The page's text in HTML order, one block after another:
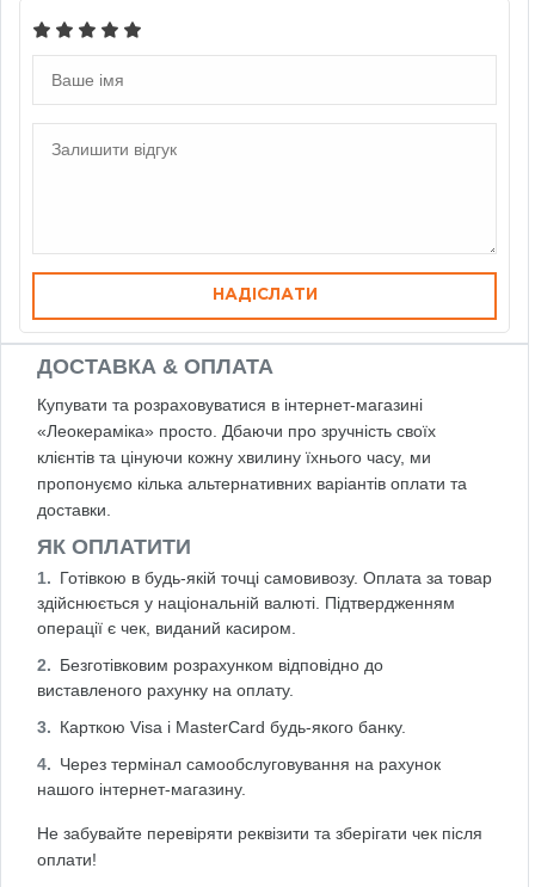
НАДІСЛАТИ
ДОСТАВКА & ОПЛАТА
Купувати та розраховуватися в інтернет-магазині
«Леокераміка» просто. Дбаючи про зручність своїх
клієнтів та цінуючи кожну хвилину їхнього часу, ми
пропонуємо кілька альтернативних варіантів оплати та
доставки.
ЯК ОПЛАТИТИ
Готівкою в будь-якій точці самовивозу. Оплата за товар
здійснюється у національній валюті. Підтвердженням
операції є чек, виданий касиром.
Безготівковим розрахунком відповідно до
виставленого рахунку на оплату.
Карткою Visa і MasterCard будь-якого банку.
Через термінал самообслуговування на рахунок
нашого інтернет-магазину.
Не забувайте перевіряти реквізити та зберігати чек після
оплати!